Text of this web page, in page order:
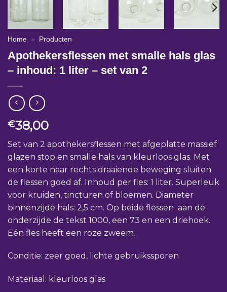
Home » Producten
Apothekersflessen met smalle hals glas
– inhoud: 1 liter – set van 2
€38,00
Set van 2 apothekersflessen met afgeplatte massief
glazen stop en smalle hals van kleurloos glas. Met
een korte naar rechts draaiende beweging sluiten
de flessen goed af. Inhoud per fles: 1 liter. Superleuk
voor kruiden, tincturen of bloemen. Diameter
binnenzijde hals: 2,5 cm. Op beide flessen aan de
onderzijde de tekst 1000, een 73 en een driehoek.
Eén fles heeft een roze zweem.
Conditie: zeer goed, lichte gebruikssporen
Materiaal: kleurloos glas